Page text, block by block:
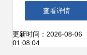
引擎，驱动网络科
技研发不停步
查看详情
更新时间：2026-08-06
01:08:04